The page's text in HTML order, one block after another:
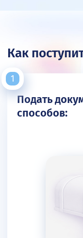
Как
Подать
способов: